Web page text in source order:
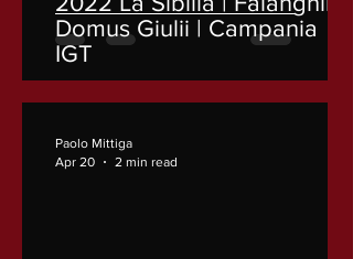
Domus Giulii | Campania
IGT
Paolo Mittiga
Apr 20
2 min read